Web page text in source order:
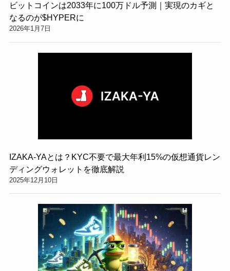
ビットコインは2033年に100万ドル予測｜実現のカギと
なるのが$HYPERに
2026年1月7日
IZAKA-YAとは？KYC不要で最大年利15%の仮想通貨レン
ディングウォレットを徹底解説
2025年12月10日